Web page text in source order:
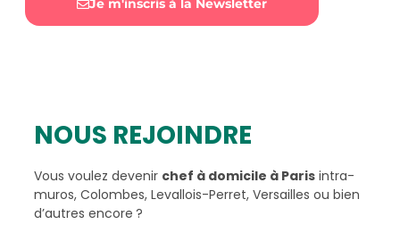
Je m'inscris à la Newsletter
NOUS REJOINDRE
Vous voulez devenir chef à domicile à Paris intra-
muros, Colombes, Levallois-Perret, Versailles ou bien
d’autres encore ?